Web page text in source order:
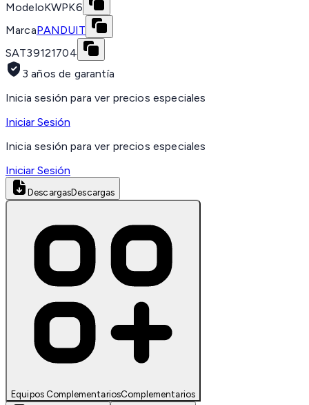
ModeloKWPK6
MarcaPANDUIT
SAT39121704
3 años de garantía
Inicia sesión para ver precios especiales
Iniciar Sesión
Inicia sesión para ver precios especiales
Iniciar Sesión
DescargasDescargas
Equipos ComplementariosComplementarios